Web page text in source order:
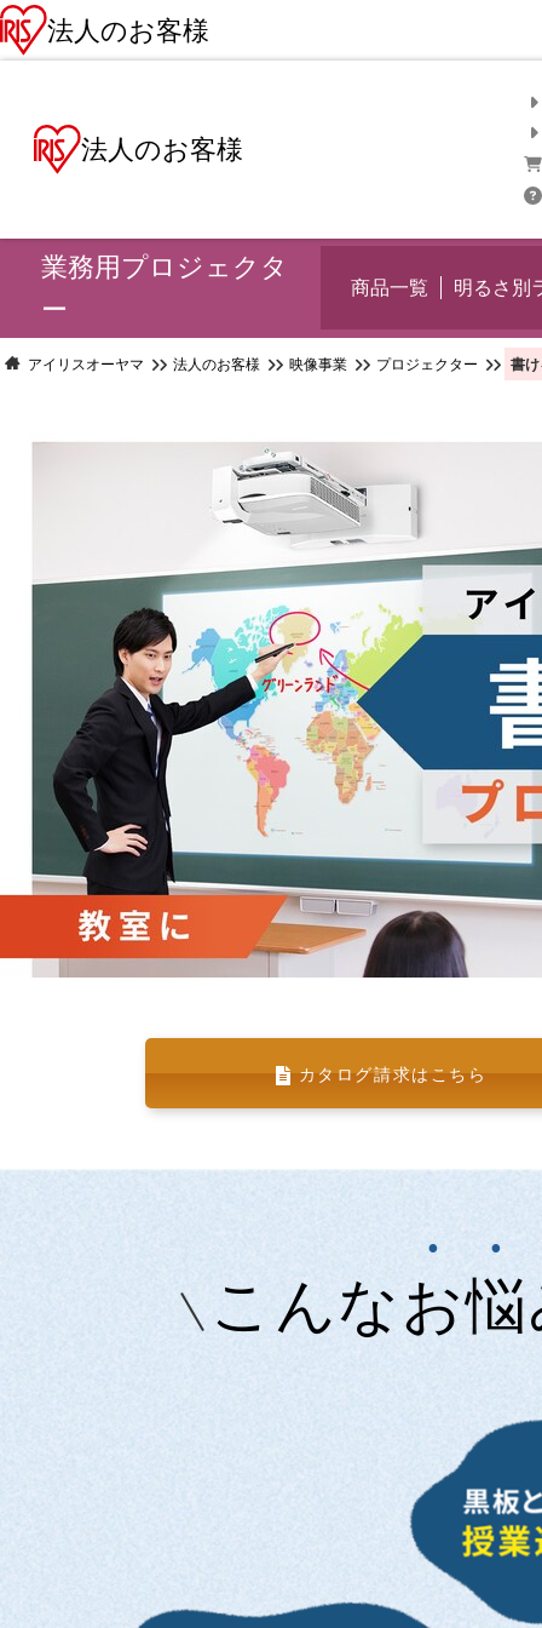
法人のお客様
法人のお客様
業務用プロジェクタ
ー
商品一覧 明るさ別
アイリスオーヤマ 法人のお客様 映像事業 プロジェクター 書
カタログ請求はこちら
こんなお
•
悩
•